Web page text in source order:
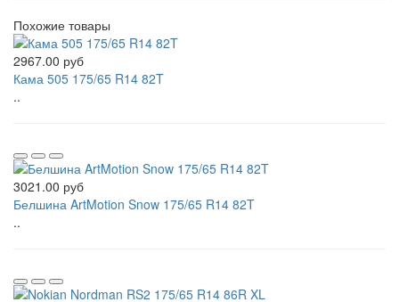
Похожие товары
2967.00 руб
Кама 505 175/65 R14 82T
..
3021.00 руб
Белшина ArtMotion Snow 175/65 R14 82T
..